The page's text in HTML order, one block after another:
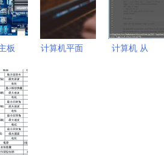
图)】
,
品,
丰
技-
板
性
推
指
计算机平面
计算机 从